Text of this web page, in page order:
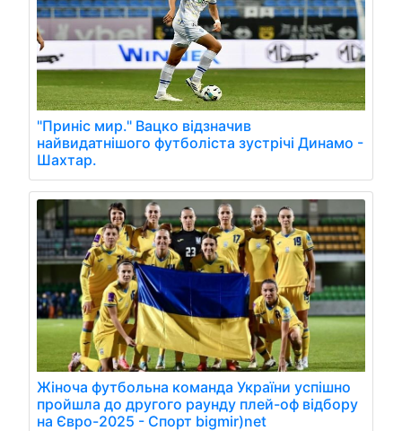
"Приніс мир." Вацко відзначив
найвидатнішого футболіста зустрічі Динамо -
Шахтар.
Жіноча футбольна команда України успішно
пройшла до другого раунду плей-оф відбору
на Євро-2025 - Спорт bigmir)net